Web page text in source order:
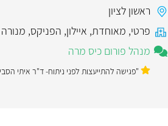
ראשון לציון
פרטי, מאוחדת, איילון, הפניקס,
מנהל פורום כיס מרה
"פגישה להתייעצות לפני ניתוח- ד"ר איתי